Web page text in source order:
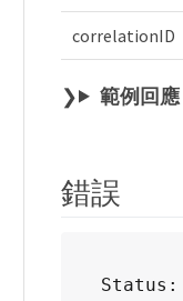
correlationID
範例回應
錯誤